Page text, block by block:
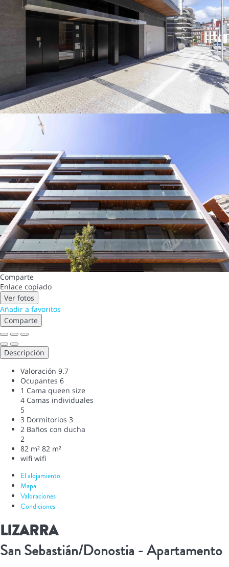
Comparte
Enlace copiado
Ver fotos
Añadir a favoritos
Comparte
Descripción
Valoración 9.7
Ocupantes 6
1 Cama queen size
4 Camas individuales
5
3 Dormitorios 3
2 Baños con ducha
2
82 m² 82 m²
wifi wifi
El alojamiento
Mapa
Valoraciones
Condiciones
LIZARRA
San Sebastián/Donostia -Apartamento